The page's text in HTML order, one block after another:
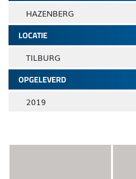
HAZENBERG
LOCATIE
TILBURG
OPGELEVERD
2019